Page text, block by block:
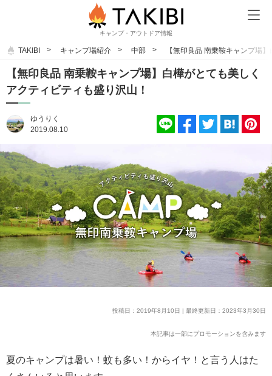
キャンプ・アウトドア情報
TAKIBI キャンプ場紹介 中部 【無印良品 南乗鞍キャンプ場
【無印良品 南乗鞍キャンプ場】白樺がとても美しく
アクティビティも盛り沢山！
ゆうりく
2019.08.10
投稿日：2019年8月10日 | 最終更新日：2023年3月30日
本記事は一部にプロモーションを含みます
夏のキャンプは暑い！蚊も多い！からイヤ！と言う人はた